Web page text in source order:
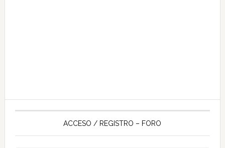
ACCESO / REGISTRO – FORO